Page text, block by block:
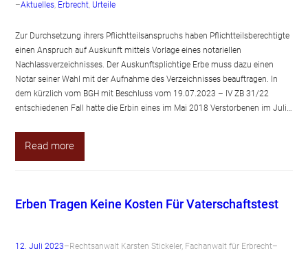
–Aktuelles, Erbrecht, Urteile
Zur Durchsetzung ihrers Pflichtteilsanspruchs haben Pflichtteilsberechtigte
einen Anspruch auf Auskunft mittels Vorlage eines notariellen
Nachlassverzeichnisses. Der Auskunftsplichtige Erbe muss dazu einen
Notar seiner Wahl mit der Aufnahme des Verzeichnisses beauftragen. In
dem kürzlich vom BGH mit Beschluss vom 19.07.2023 – IV ZB 31/22
entschiedenen Fall hatte die Erbin eines im Mai 2018 Verstorbenen im Juli…
Read more
Erben Tragen Keine Kosten Für Vaterschaftstest
12. Juli 2023– Rechtsanwalt Karsten Stickeler, Fachanwalt für Erbrecht–